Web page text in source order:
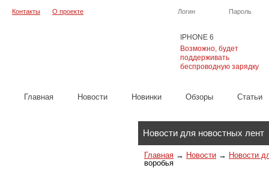
IPHONE 6
Возможно, будет
поддерживать
беспроводную зарядку
Логин Пароль
Контакты О проекте
Главная Новости Новинки Обзоры Cтатьи
Новости для новостных лент
Главная → Новости → Новости
воробья